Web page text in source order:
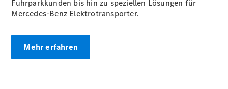
Extras
Wartungsservice
Wartung für
Fuhrparkkunden bis hin zu speziellen Lösungen für
Mercedes-Benz Elektrotransporter.
Mehr erfahren